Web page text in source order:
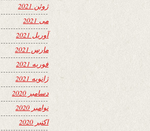
ژوئن 2021
می 2021
آوریل 2021
مارس 2021
فوریه 2021
ژانویه 2021
دسامبر 2020
نوامبر 2020
اکتبر 2020